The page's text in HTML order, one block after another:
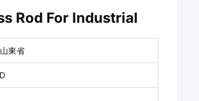
Rod For Industrial
東省